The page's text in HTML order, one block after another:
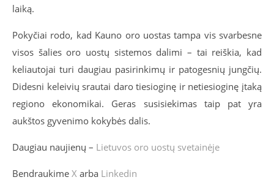
laiką.
Pokyčiai rodo, kad Kauno oro uostas tampa vis svarbesne
visos šalies oro uostų sistemos dalimi – tai reiškia, kad
keliautojai turi daugiau pasirinkimų ir patogesnių jungčių.
Didesni keleivių srautai daro tiesioginę ir netiesioginę įtaką
regiono ekonomikai. Geras susisiekimas taip pat yra
aukštos gyvenimo kokybės dalis.
Daugiau naujienų – Lietuvos oro uostų svetainėje
Bendraukime X arba Linkedin